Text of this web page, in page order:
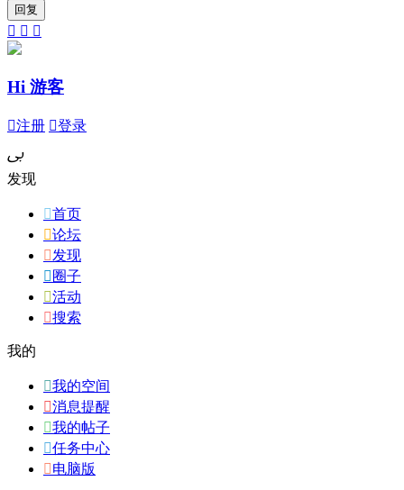
  
Hi 游客
注册 登录
ﰉ
发现
首页
论坛
发现
 圈子
活动
搜索
我的
我的空间
消息提醒
我的帖子
任务中心
电脑版